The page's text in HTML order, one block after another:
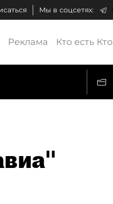
Мы в соцсетях:
Реклама Кто есть Кто